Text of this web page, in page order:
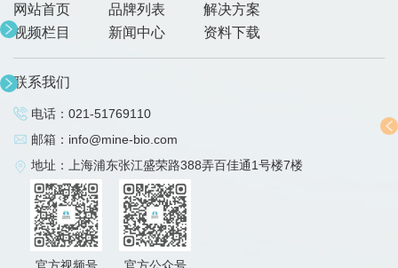
网站首页 品牌列表
解决方案
视频栏目
新闻中心 资料下载
联系我们
电话： 021-51769110
邮箱： info@mine-bio.com
地址：上海浦东张江盛荣路388弄百佳通1号楼7楼
官方视频号 官方公众号